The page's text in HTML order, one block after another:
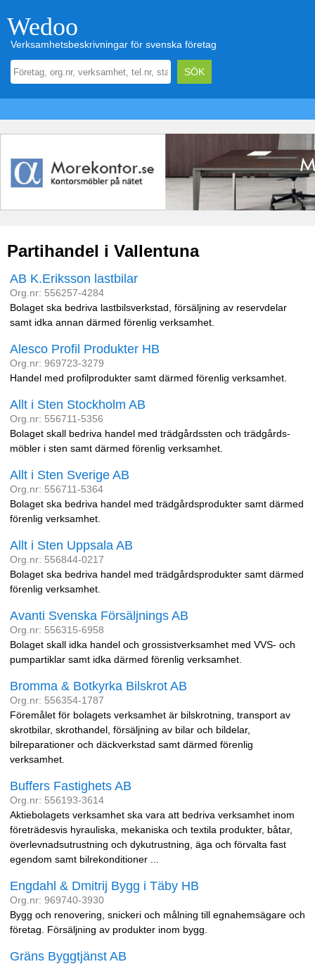
Wedoo
Verksamhetsbeskrivningar för svenska företag
Partihandel i Vallentuna
AB K.Eriksson lastbilar
Org.nr: 556257-4284
Bolaget ska bedriva lastbilsverkstad, försäljning av reservdelar
samt idka annan därmed förenlig verksamhet.
Alesco Profil Produkter HB
Org.nr: 969723-3279
Handel med profilprodukter samt därmed förenlig verksamhet.
Allt i Sten Stockholm AB
Org.nr: 556711-5356
Bolaget skall bedriva handel med trädgårdssten och trädgårds-
möbler i sten samt därmed förenlig verksamhet.
Allt i Sten Sverige AB
Org.nr: 556711-5364
Bolaget ska bedriva handel med trädgårdsprodukter samt därmed
förenlig verksamhet.
Allt i Sten Uppsala AB
Org.nr: 556844-0217
Bolaget ska bedriva handel med trädgårdsprodukter samt därmed
förenlig verksamhet.
Avanti Svenska Försäljnings AB
Org.nr: 556315-6958
Bolaget skall idka handel och grossistverksamhet med VVS- och
pumpartiklar samt idka därmed förenlig verksamhet.
Bromma & Botkyrka Bilskrot AB
Org.nr: 556354-1787
Föremålet för bolagets verksamhet är bilskrotning, transport av
skrotbilar, skrothandel, försäljning av bilar och bildelar,
bilreparationer och däckverkstad samt därmed förenlig
verksamhet.
Buffers Fastighets AB
Org.nr: 556193-3614
Aktiebolagets verksamhet ska vara att bedriva verksamhet inom
företrädesvis hyrauliska, mekaniska och textila produkter, båtar,
överlevnadsutrustning och dykutrustning, äga och förvalta fast
egendom samt bilrekonditioner ...
Engdahl & Dmitrij Bygg i Täby HB
Org.nr: 969740-3930
Bygg och renovering, snickeri och målning till egnahemsägare och
företag. Försäljning av produkter inom bygg.
Gräns Byggtjänst AB